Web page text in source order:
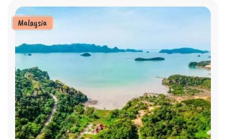
Malaysia